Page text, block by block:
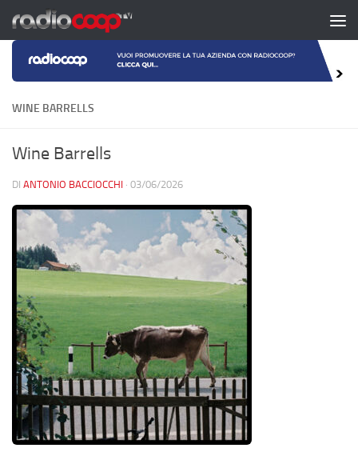
Salta al contenuto
WINE BARRELLS
Wine Barrells
DI ANTONIO BACCIOCCHI · 03/06/2026